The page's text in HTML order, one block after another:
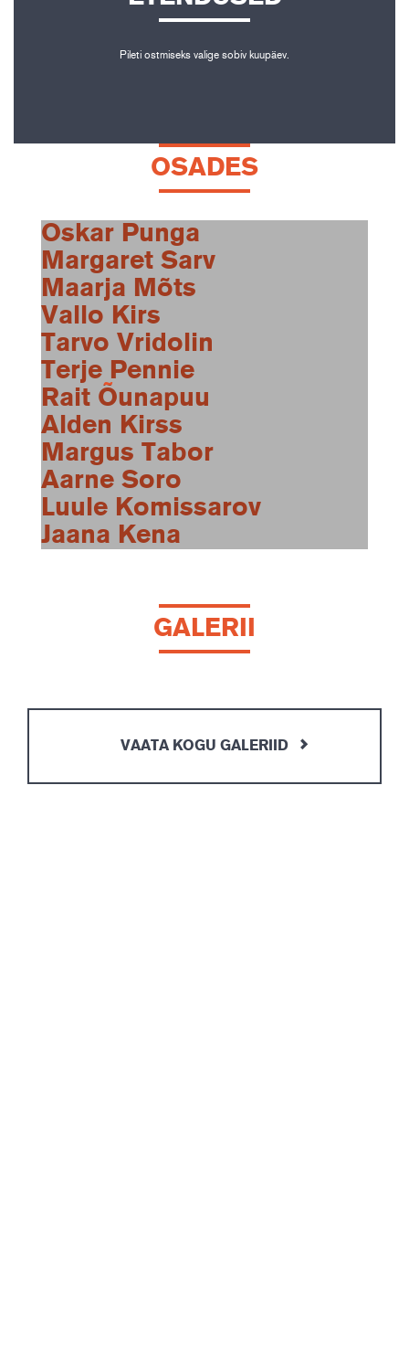
Pileti ostmiseks valige sobiv kuupäev.
OSADES
Oskar Punga
Margaret Sarv
Maarja Mõts
Vallo Kirs
Tarvo Vridolin
Terje Pennie
Rait Õunapuu
Alden Kirss
Margus Tabor
Aarne Soro
Luule Komissarov
Jaana Kena
GALERII
VAATA KOGU GALERIID